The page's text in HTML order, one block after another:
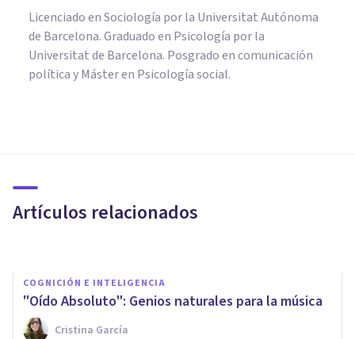
Licenciado en Sociología por la Universitat Autónoma
de Barcelona. Graduado en Psicología por la
Universitat de Barcelona. Posgrado en comunicación
política y Máster en Psicología social.
Artículos relacionados
científica
COGNICIÓN E INTELIGENCIA
"Oído Absoluto": Genios naturales para la música
Cristina García